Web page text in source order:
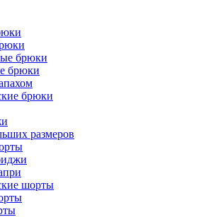
брюки
брюки
брюки
размеров
шорты